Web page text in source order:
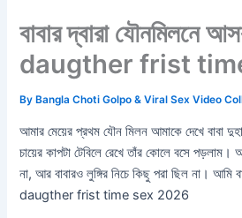
বাবার দ্বারা যৌনমিলনে
daugther frist
By Bangla Choti Golpo & Viral Sex Video
আমার মেয়ের প্রথম যৌন মিলন আমাকে দেখে বাবা
চায়ের কাপটা টেবিলে রেখে তাঁর কোলে বসে পড়লাম।
না, আর বাবারও লুঙ্গির নিচে কিছু পরা ছিল না। আমি
daugther frist time sex 2026